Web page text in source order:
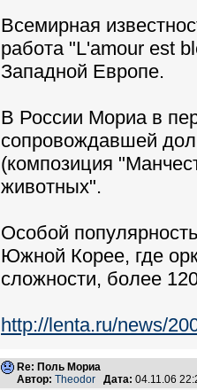
Всемирная
работа "L'amour est
Западной Европе.
В России Мориа в
сопровождавшей
(композиция
животных".
Особой
Южной Корее, где
сложности, более
http://lenta.ru/news/
Re: Поль Мориа
Автор: Theodor Дата: 04.11.06